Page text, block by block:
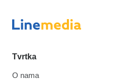
Tvrtka
O nama